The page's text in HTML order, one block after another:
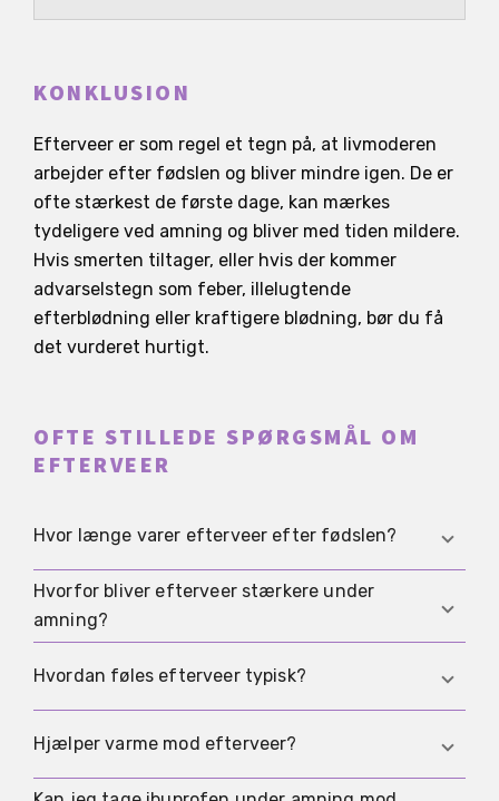
KONKLUSION
Efterveer er som regel et tegn på, at livmoderen
arbejder efter fødslen og bliver mindre igen. De er
ofte stærkest de første dage, kan mærkes
tydeligere ved amning og bliver med tiden mildere.
Hvis smerten tiltager, eller hvis der kommer
advarselstegn som feber, illelugtende
efterblødning eller kraftigere blødning, bør du få
det vurderet hurtigt.
OFTE STILLEDE SPØRGSMÅL OM
EFTERVEER
Hvor længe varer efterveer efter fødslen?
Mange mærker efterveer især de første dage.
Derefter bliver de som regel tydeligt svagere,
tid efter.
Hvorfor bliver efterveer stærkere under
amning?
Amning stimulerer livmoderen ekstra, så der kan
lægges til brystet eller under selve amningen.
Hvordan føles efterveer typisk?
Typisk er det bølgeformede kramper i underlivet,
Hjælper varme mod efterveer?